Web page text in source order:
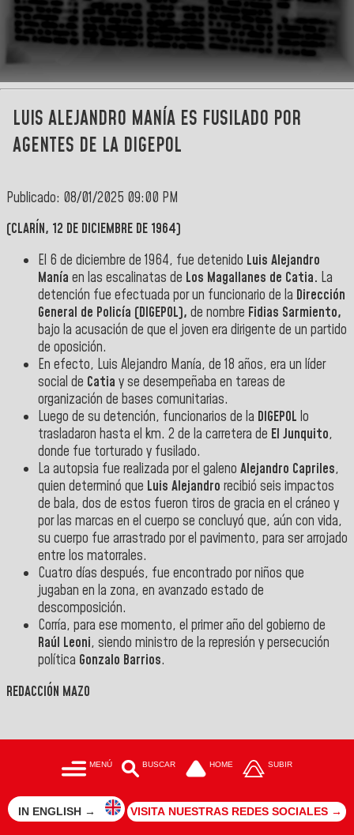
LUIS ALEJANDRO MANÍA ES FUSILADO POR
AGENTES DE LA DIGEPOL
Publicado: 08/01/2025 09:00 PM
(CLARÍN, 12 DE DICIEMBRE DE 1964)
El 6 de diciembre de 1964, fue detenido Luis Alejandro
Manía en las escalinatas de Los Magallanes de Catia. La
detención fue efectuada por un funcionario de la Dirección
General de Policía (DIGEPOL), de nombre Fidias Sarmiento,
bajo la acusación de que el joven era dirigente de un partido
de oposición.
En efecto, Luis Alejandro Manía, de 18 años, era un líder
social de Catia y se desempeñaba en tareas de
organización de bases comunitarias.
Luego de su detención, funcionarios de la DIGEPOL lo
trasladaron hasta el km. 2 de la carretera de El Junquito,
donde fue torturado y fusilado.
La autopsia fue realizada por el galeno Alejandro Capriles,
quien determinó que Luis Alejandro recibió seis impactos
de bala, dos de estos fueron tiros de gracia en el cráneo y
por las marcas en el cuerpo se concluyó que, aún con vida,
su cuerpo fue arrastrado por el pavimento, para ser arrojado
entre los matorrales.
Cuatro días después, fue encontrado por niños que
jugaban en la zona, en avanzado estado de
descomposición.
Corría, para ese momento, el primer año del gobierno de
Raúl Leoni, siendo ministro de la represión y persecución
política Gonzalo Barrios.
REDACCIÓN MAZO
MENÚ BUSCAR HOME SUBIR
IN ENGLISH → VISITA NUESTRAS REDES SOCIALES →